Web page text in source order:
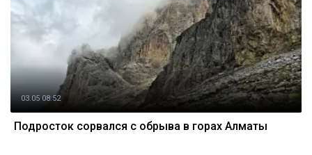
03.05 08:52
Подросток сорвался с обрыва в горах Алматы